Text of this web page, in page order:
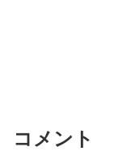
コメント